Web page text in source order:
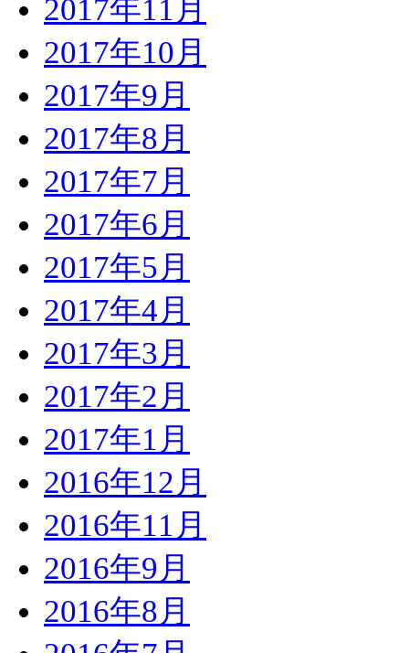
2017年11月
2017年10月
2017年9月
2017年8月
2017年7月
2017年6月
2017年5月
2017年4月
2017年3月
2017年2月
2017年1月
2016年12月
2016年11月
2016年9月
2016年8月